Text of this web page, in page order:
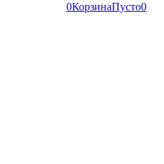
0КорзинаПусто0